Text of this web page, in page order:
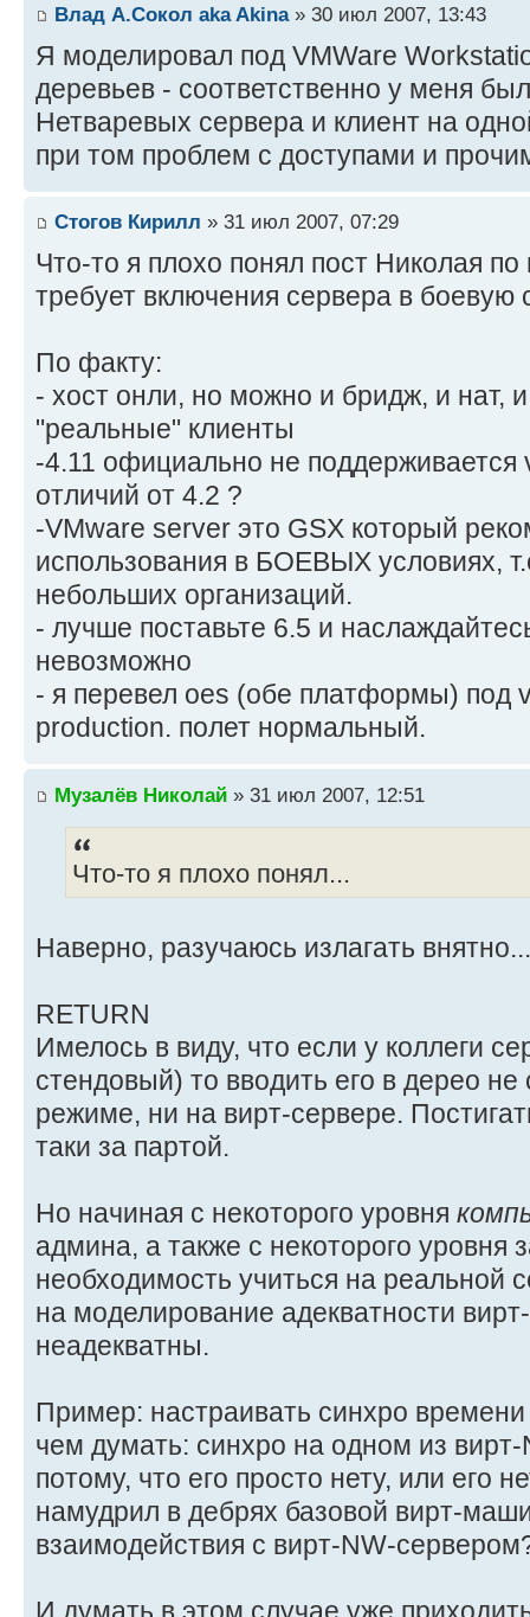
Влад А.Сокол aka Akina» 30 июл 2007, 13:43
Я моделировал под VMWare
деревьев - соответственно у меня
Нетваревых сервера и клиент на
при том проблем с доступами и
Стогов Кирилл » 31 июл 2007, 07:29
Что-то я плохо понял пост Николая
требует включения сервера в боевую
По факту:
- хост онли, но можно и бридж, и нат,
"реальные" клиенты
-4.11 официально не поддерживается
отличий от 4.2 ?
-VMware server это GSX который
использования в БОЕВЫХ условиях,
небольших организаций.
- лучше поставьте 6.5 и
невозможно
- я перевел oes (обе платформы) под
production. полет нормальный.
Музалёв Николай » 31 июл 2007, 12:51
Что-то я плохо понял...
Наверно, разучаюсь излагать
RETURN
Имелось в виду, что если у коллеги
стендовый) то вводить его в дерео
режиме, ни на вирт-сервере.
таки за партой.
Но начиная с некоторого уровня
админа, а также с некоторого уровня
необходимость учиться на реальной
на моделирование адекватности
неадекватны.
Пример: настраивать синхро
чем думать: синхро на одном из
потому, что его просто нету, или его
намудрил в дебрях базовой вирт-
взаимодействия с вирт-NW-
И думать в этом случае уже